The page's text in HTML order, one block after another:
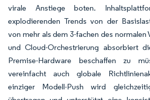
virale Anstiege boten.
explodierenden Trends von der
von mehr als dem 3-fachen des normalen
und Cloud-Orchestrierung absorbiert
Premise-Hardware beschaffen zu
vereinfacht auch globale
einziger Modell-Push wird